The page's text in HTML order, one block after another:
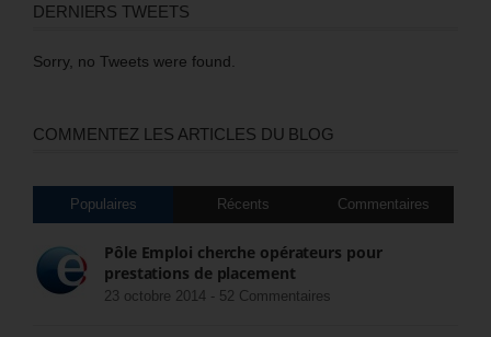
DERNIERS TWEETS
Sorry, no Tweets were found.
COMMENTEZ LES ARTICLES DU BLOG
Populaires Récents Commentaires
Pôle Emploi cherche opérateurs pour
prestations de placement
23 octobre 2014 - 52 Commentaires